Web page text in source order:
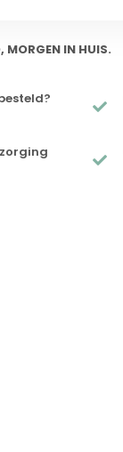
MORGEN IN HUIS.